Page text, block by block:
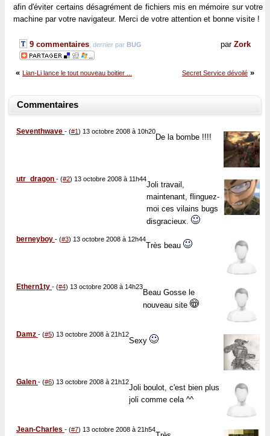
afin d'éviter certains désagrément de fichiers mis en mémoire sur votre
machine par votre navigateur. Merci de votre attention et bonne visite !
par Zork
9 commentaires , dernier par BUG
Secret Service dévoilé »
« Lian-Li lance le tout nouveau boitier ...
Commentaires
Seventhwave - (#1) 13 octobre 2008 à 10h20
De la bombe !!!!
utr_dragon - (#2) 13 octobre 2008 à 11h44
Joli travail,
maintenant, flinguez-
moi ces vilains bugs
disgracieux.
berneyboy - (#3) 13 octobre 2008 à 12h44
Très beau
Ethern1ty - (#4) 13 octobre 2008 à 14h23
Beau Gosse le
nouveau site
Damz - (#5) 13 octobre 2008 à 21h12
Sexy
Galen - (#6) 13 octobre 2008 à 21h12
Joli boulot, c'est bien plus
joli comme cela ^^
Jean-Charles - (#7) 13 octobre 2008 à 21h54